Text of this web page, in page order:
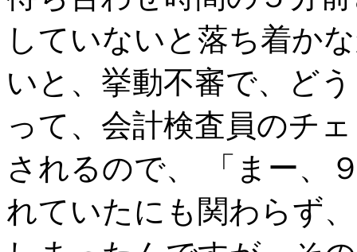
していないと落ち着か
いと、挙動不審で、ど
って、会計検査員のチ
されるので、 「まー、
れていたにも関わらず